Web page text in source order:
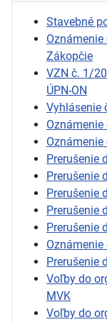
Stavebné
Zákopčie
VZN č. 1/
ÚPN-ON
Vyhlásenie
Prerušenie
Prerušenie
Prerušenie
Prerušenie
Prerušenie
Prerušenie
Voľby do
MVK
Voľby do